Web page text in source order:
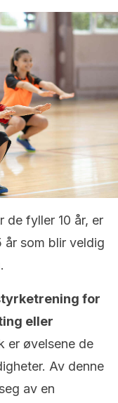
de fyller 10 år, er
år som blir veldig
for
eller
er øvelsene de
Av denne
av en